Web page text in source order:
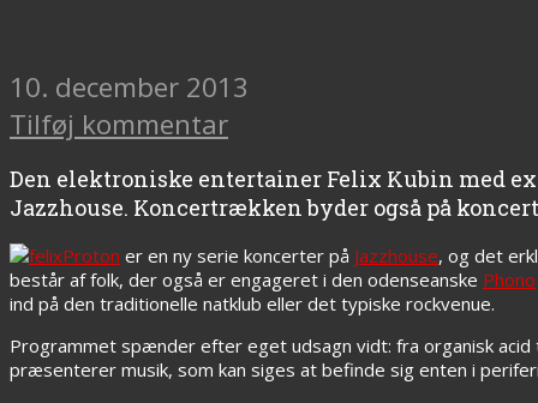
10. december 2013
Tilføj kommentar
Den elektroniske entertainer Felix Kubin med
Jazzhouse. Koncertrækken byder også på
Proton er en ny serie koncerter på Jazzhouse, og det
består af folk, der også er engageret i den odenseanske Phono
ind på den traditionelle natklub eller det typiske rockvenue.
Programmet spænder efter eget udsagn vidt: fra organisk
præsenterer musik, som kan siges at befinde sig enten i